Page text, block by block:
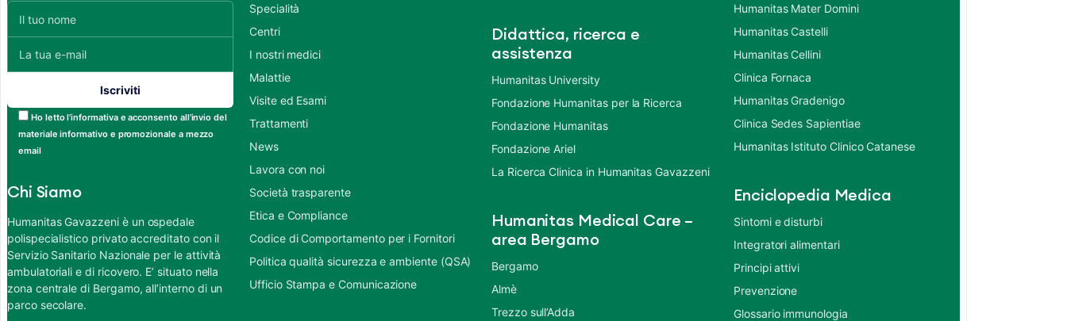
Ho letto l’informativa e acconsento all’invio del
materiale informativo e promozionale a mezzo
email
Chi Siamo
Humanitas Gavazzeni è un ospedale
polispecialistico privato accreditato con il
Servizio Sanitario Nazionale per le attività
ambulatoriali e di ricovero. E’ situato nella
zona centrale di Bergamo, all’interno di un
parco secolare.
Specialità
Centri
I nostri medici
Malattie
Visite ed Esami
Trattamenti
News
Lavora con noi
Società trasparente
Etica e Compliance
Codice di Comportamento per i Fornitori
Politica qualità sicurezza e ambiente (QSA)
Ufficio Stampa e Comunicazione
Didattica, ricerca e
assistenza
Humanitas University
Fondazione Humanitas per la Ricerca
Fondazione Humanitas
Fondazione Ariel
La Ricerca Clinica in Humanitas Gavazzeni
Humanitas Medical Care –
area Bergamo
Bergamo
Almè
Trezzo sull’Adda
Humanitas Mater Domini
Humanitas Castelli
Humanitas Cellini
Clinica Fornaca
Humanitas Gradenigo
Clinica Sedes Sapientiae
Humanitas Istituto Clinico Catanese
Enciclopedia Medica
Sintomi e disturbi
Integratori alimentari
Principi attivi
Prevenzione
Glossario immunologia